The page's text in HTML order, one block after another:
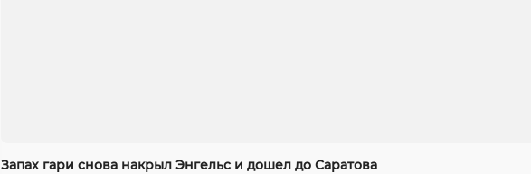
Запах гари снова накрыл Энгельс и дошел до Саратова